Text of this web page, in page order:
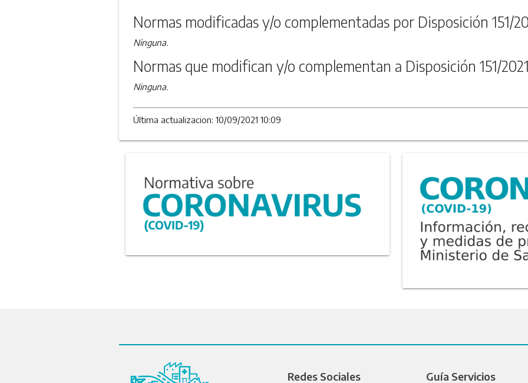
Normas modificadas y/o complementadas por Disposición 151/
Ninguna.
Normas que modifican y/o complementan a Disposición 151/2021
Ninguna.
Última actualizacion: 10/09/2021 10:09
Redes Sociales Guía Servicios